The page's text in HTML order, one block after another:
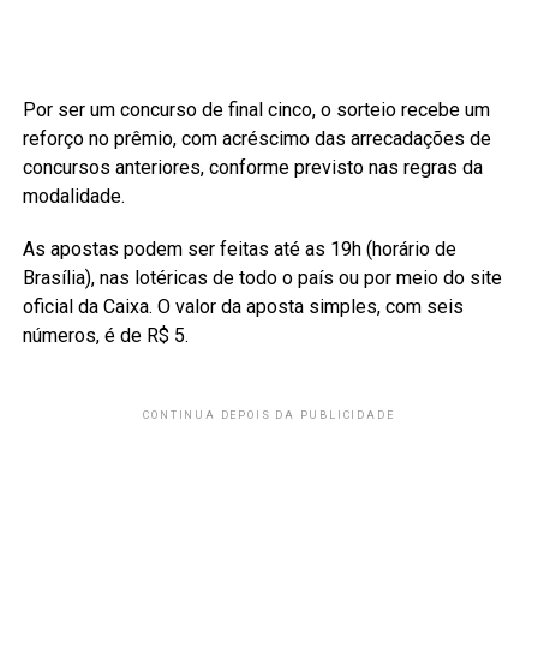
Por ser um concurso de final cinco, o sorteio recebe um
reforço no prêmio, com acréscimo das arrecadações de
concursos anteriores, conforme previsto nas regras da
modalidade.
As apostas podem ser feitas até as 19h (horário de
Brasília), nas lotéricas de todo o país ou por meio do site
oficial da Caixa. O valor da aposta simples, com seis
números, é de R$ 5.
CONTINUA DEPOIS DA PUBLICIDADE